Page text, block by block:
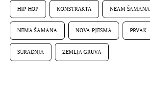
HIP HOP KONSTRAKTA NEAM ŠAMANA
NEMA ŠAMANA NOVA PJESMA PRVAK
SURADNJA ZEMLJA GRUVA